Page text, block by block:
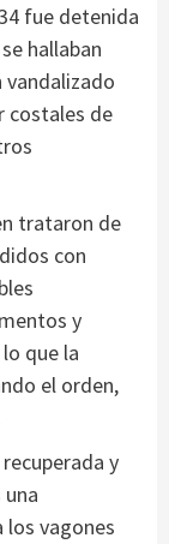
fue detenida
hallaban
vandalizado
costales de
trataron de
con
y
que la
el orden,
y
los vagones